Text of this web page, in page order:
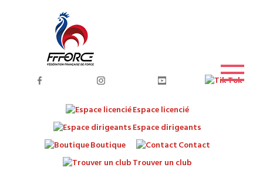
Espace licencié
Espace dirigeants
Boutique
Contact
Trouver un club